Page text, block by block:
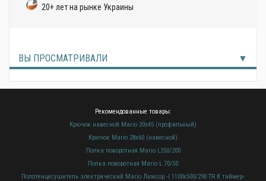
20+ лет на рынке Украины
ВЫ ПРОСМАТРИВАЛИ
Рекомендованные товары:
Крючок навесной Mario 20х45 (профильный)
Крючок Mario 28х60 (навесной)
Полка поворотная Mario L250/200
Полка поворотная Mario L 70/50
Полотенцесушитель электрический Mario Люксор -I 1100x500/290 TR К таймер-